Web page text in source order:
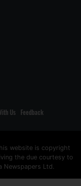
Us Feedback
website is copyright
the due courtesy to
Newspapers Ltd.